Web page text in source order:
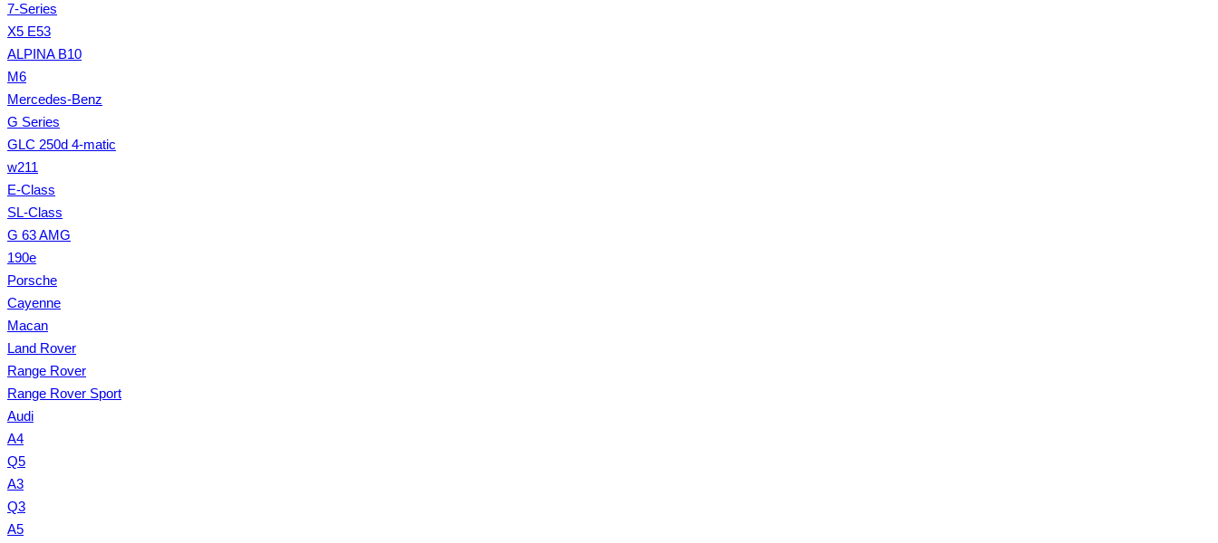
7-Series
X5 E53
ALPINA B10
M6
Mercedes-Benz
G Series
GLC 250d 4-matic
w211
E-Class
SL-Class
G 63 AMG
190e
Porsche
Cayenne
Macan
Land Rover
Range Rover
Range Rover Sport
Audi
A4
Q5
A3
Q3
A5